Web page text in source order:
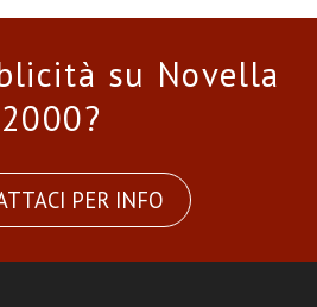
su Novella
2000?
PER INFO